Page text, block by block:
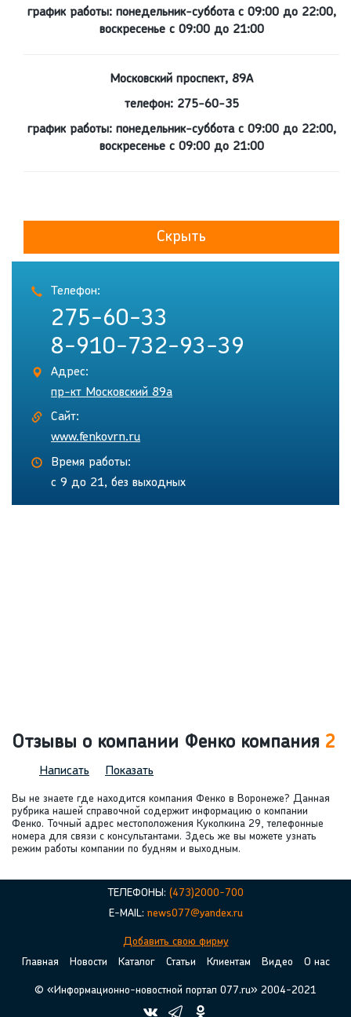
график работы: понедельник-суббота с 09:00 до 22:00,
воскресенье с 09:00 до 21:00
Московский проспект, 89А
телефон: 275-60-35
график работы: понедельник-суббота с 09:00 до 22:00,
воскресенье с 09:00 до 21:00
Скрыть
Телефон:
275-60-33
8-910-732-93-39
Адрес:
пр-кт Московский 89а
Сайт:
www.fenkovrn.ru
Время работы:
с 9 до 21, без выходных
Отзывы о компании Фенко компания 2
Написать Показать
Вы не знаете где находится компания Фенко в Воронеже? Данная
рубрика нашей справочной содержит информацию о компании
Фенко. Точный адрес местоположения Куколкина 29, телефонные
номера для связи с консультантами. Здесь же вы можете узнать
режим работы компании по будням и выходным.
ТЕЛЕФОНЫ: (473)2000-700
E-MAIL: news077@yandex.ru
Добавить свою фирму
Главная
Новости Каталог Статьи Клиентам Видео О нас
© «Информационно-новостной портал 077.ru» 2004-2021